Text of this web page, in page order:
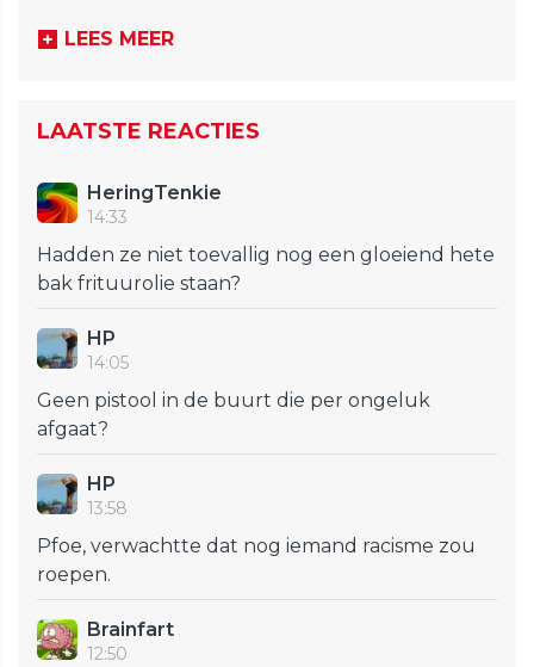
LEES MEER
LAATSTE REACTIES
HeringTenkie
14:33
Hadden ze niet toevallig nog een gloeiend hete
bak frituurolie staan?
HP
14:05
Geen pistool in de buurt die per ongeluk
afgaat?
HP
13:58
Pfoe, verwachtte dat nog iemand racisme zou
roepen.
Brainfart
12:50